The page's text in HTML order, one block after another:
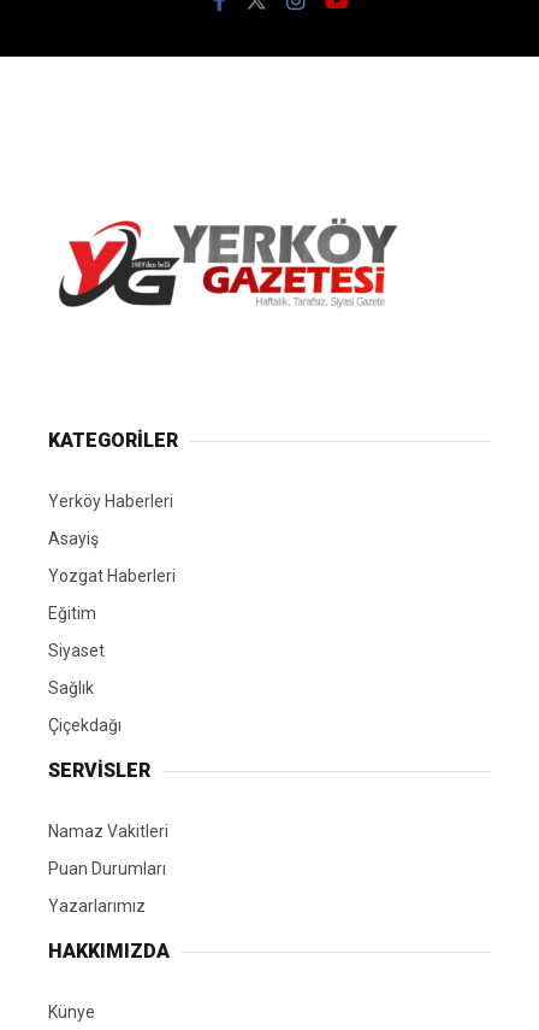
KATEGORİLER
Yerköy Haberleri
Asayiş
Yozgat Haberleri
Eğitim
Siyaset
Sağlık
Çiçekdağı
SERVİSLER
Namaz Vakitleri
Puan Durumları
Yazarlarımız
HAKKIMIZDA
Künye